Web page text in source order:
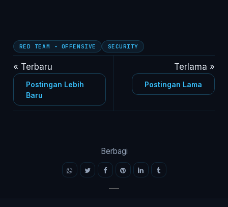
Berbagi
RED TEAM - OFFENSIVE SECURITY
« Terbaru
Postingan Lebih
Baru
Terlama »
Postingan Lama